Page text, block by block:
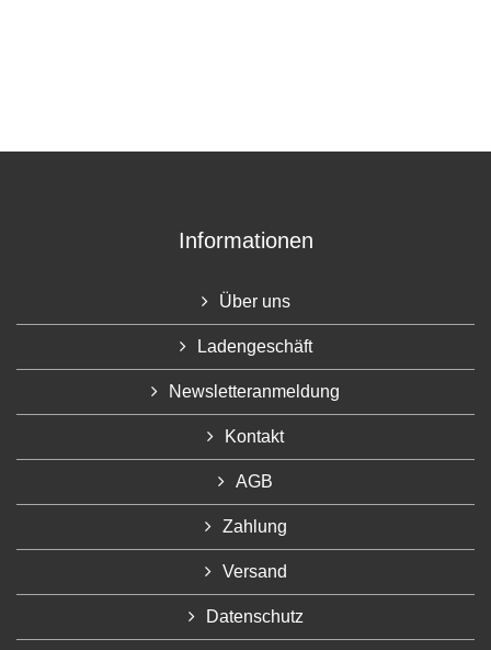
Informationen
Über uns
Ladengeschäft
Newsletteranmeldung
Kontakt
AGB
Zahlung
Versand
Datenschutz